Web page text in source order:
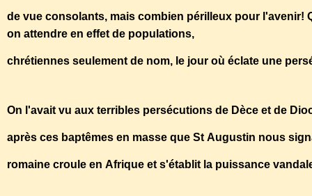
de vue consolants, mais combien périlleux pour l'avenir!
on attendre en effet de populations,
chrétiennes seulement de nom, le jour où éclate une
On l'avait vu aux terribles persécutions de Dèce et de
après ces baptêmes en masse que St Augustin nous
romaine croule en Afrique et s'établit la puissance